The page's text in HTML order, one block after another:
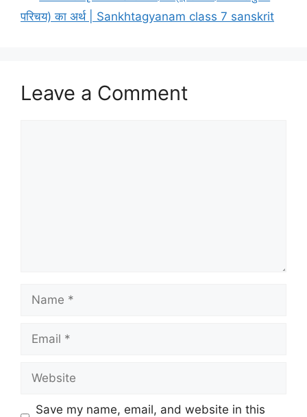
परिचय) का अर्थ | Sankhtagyanam class 7 sanskrit
Leave a Comment
Save my name, email, and website in this